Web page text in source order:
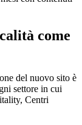
come
del nuovo sito è
settore in cui
Centri